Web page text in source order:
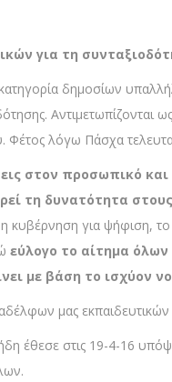
για τη
δημοσίων
Φέτος λόγω Πάσχα
στον προσωπικό
τη δυνατότητα
κυβέρνηση για ψήφιση,
εύλογο το αίτημα
με βάση το ισχύον
μας
έθεσε στις 19-4-16